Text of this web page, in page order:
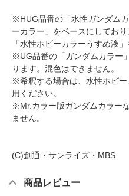
※HUG品番の「水性ガンダム
ーカラー」をベースにしてお
「水性ホビーカラーうすめ液
※UG品番の「ガンダムカラー
ります。混色はできません。
※希釈する場合は、水性ホビー
用ください。
※Mr.カラー版ガンダムカラー
ません。
(C)創通・サンライズ・MBS
商品レビュー